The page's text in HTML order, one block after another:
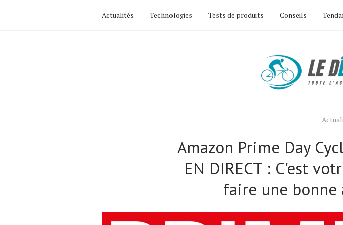
Actualités Technologies Tests de produits Conseils
Amazon Prime Day
EN DIRECT : C'est
faire une